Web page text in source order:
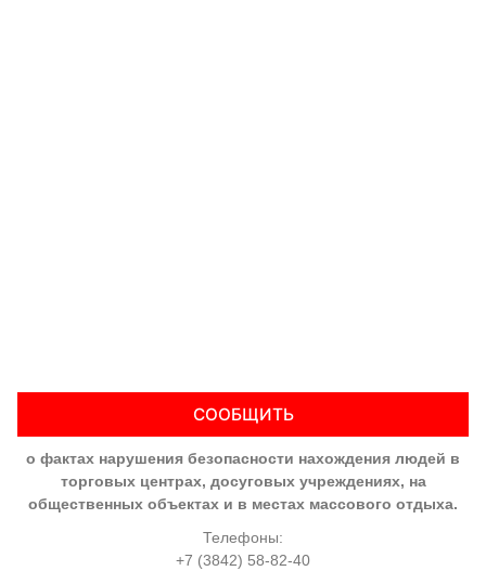
СООБЩИТЬ
о фактах нарушения безопасности нахождения людей в
торговых центрах, досуговых учреждениях, на
общественных объектах и в местах массового отдыха.
Телефоны:
+7 (3842) 58-82-40